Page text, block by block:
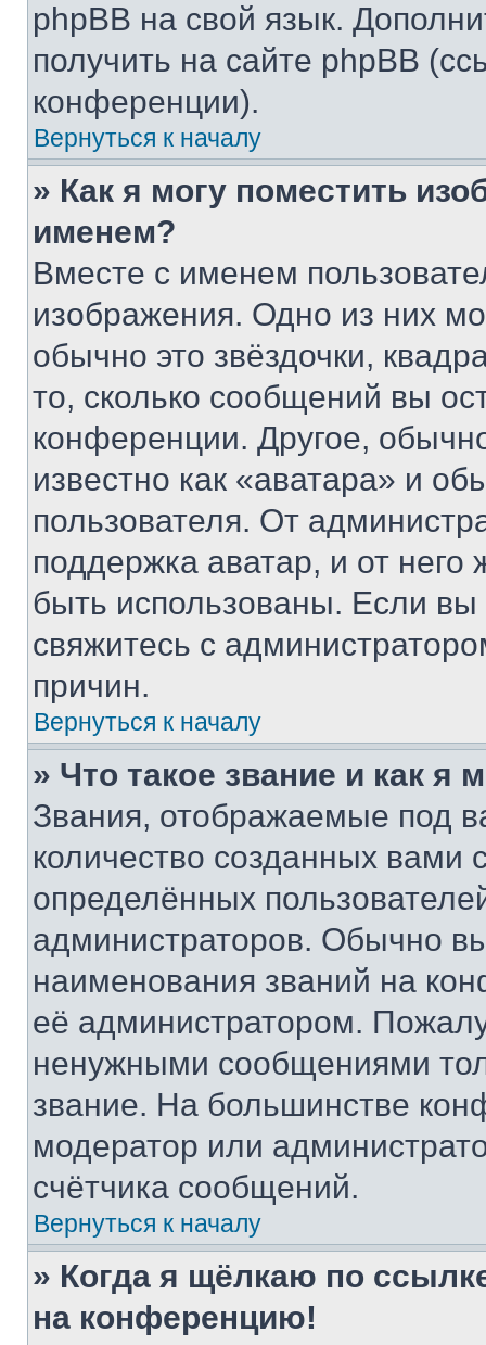
phpBB на свой язык.
получить на сайте phpBB
конференции).
Вернуться к началу
» Как я могу поместить
именем?
Вместе с именем
изображения. Одно из них
обычно это звёздочки,
то, сколько сообщений вы
конференции. Другое,
известно как «аватара» и
пользователя. От
поддержка аватар, и от него
быть использованы. Если
свяжитесь с
причин.
Вернуться к началу
» Что такое звание и как я
Звания, отображаемые под
количество созданных
определённых
администраторов. Обычно
наименования званий на
её администратором.
ненужными сообщениями
звание. На большинстве
модератор или
счётчика сообщений.
Вернуться к началу
» Когда я щёлкаю по
на конференцию!